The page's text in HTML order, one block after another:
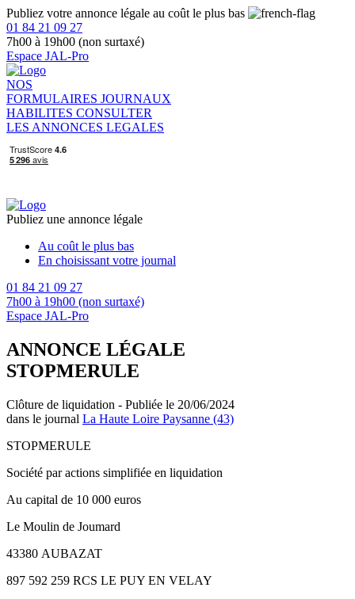
Publiez votre annonce légale au coût le plus bas
01 84 21 09 27
7h00 à 19h00 (non surtaxé)
Espace JAL-Pro
NOS
FORMULAIRES JOURNAUX
HABILITES CONSULTER
LES ANNONCES LEGALES
Publiez une annonce légale
Au coût le plus bas
En choisissant votre journal
01 84 21 09 27
7h00 à 19h00 (non surtaxé)
Espace JAL-Pro
ANNONCE LÉGALE
STOPMERULE
Clôture de liquidation - Publiée le 20/06/2024
dans le journal La Haute Loire Paysanne (43)
STOPMERULE
Société par actions simplifiée en liquidation
Au capital de 10 000 euros
Le Moulin de Joumard
43380 AUBAZAT
897 592 259 RCS LE PUY EN VELAY